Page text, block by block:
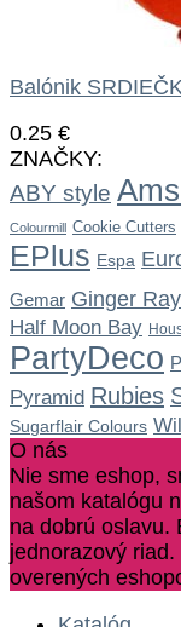
Balónik
0.25 €
ZNAČKY:
ABY style
Colourmill Cookie Cutters
EPlus Espa
Gemar Ginger Ray
Half Moon Bay
PartyDeco
Pyramid Rubies
Sugarflair Colours
O nás
Nie sme eshop,
našom katalógu
na dobrú oslavu.
jednorazový
overených